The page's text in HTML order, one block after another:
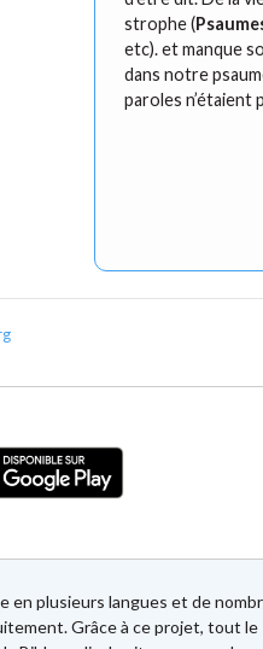
strophe (
etc). et manque
dans notre
paroles n’étaient
plusieurs langues et de
Grâce à ce projet, tout le